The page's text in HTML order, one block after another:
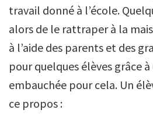
travail donné à l’école.
alors de le rattraper à la
à l’aide des parents et des
pour quelques élèves grâce
embauchée pour cela. Un
ce propos :